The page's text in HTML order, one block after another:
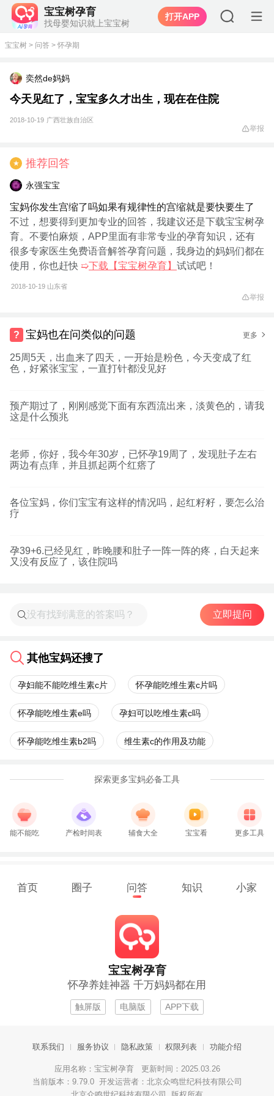
宝宝树孕育
找母婴知识就上宝宝树
打开APP
宝宝树 > 问答 > 怀孕期
奕然de妈妈
今天见红了，宝宝多久才出生，现在在住院
2018-10-19 广西壮族自治区
举报
★ 推荐回答
永强宝宝
宝妈你发生宫缩了吗如果有规律性的宫缩就是要快要生了
不过，想要得到更加专业的回答，我建议还是下载宝宝树孕
育。不要怕麻烦，APP里面有非常专业的孕育知识，还有
很多专家医生免费语音解答孕育问题，我身边的妈妈们都在
使用，你也赶快 ➯下载【宝宝树孕育】 试试吧！
2018-10-19 山东省
举报
宝妈也在问类似的问题 更多
25周5天，出血来了四天，一开始是粉色，今天变成了红
色，好紧张宝宝，一直打针都没见好
预产期过了，刚刚感觉下面有东西流出来，淡黄色的，请我
这是什么预兆
老师，你好，我今年30岁，已怀孕19周了，发现肚子左右
两边有点痒，并且抓起两个红瘩了
各位宝妈，你们宝宝有这样的情况吗，起红籽籽，要怎么治
疗
孕39+6.已经见红，昨晚腰和肚子一阵一阵的疼，白天起来
又没有反应了，该住院吗
立即提问
其他宝妈还搜了
孕妇能不能吃维生素c片 怀孕能吃维生素c片吗
怀孕能吃维生素e吗 孕妇可以吃维生素c吗
怀孕能吃维生素b2吗 维生素c的作用及功能
探索更多宝妈必备工具
能不能吃 产检时间表 辅食大全 宝宝看 更多工具
首页 圈子 问答 知识 小家
宝宝树孕育
怀孕养娃神器 千万妈妈都在用
触屏版 电脑版 APP下载
联系我们 服务协议 隐私政策 权限列表 功能介绍
应用名称：宝宝树孕育 更新时间：2025.03.26
当前版本：9.79.0 开发运营者：北京众鸣世纪科技有限公司